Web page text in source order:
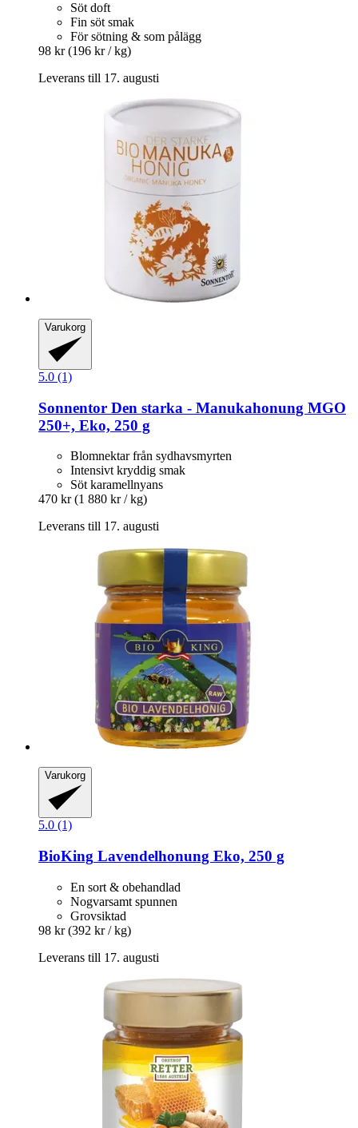
Söt doft
Fin söt smak
För sötning & som pålägg
98 kr (196 kr / kg)
Leverans till 17. augusti
Varukorg
5.0 (1)
Sonnentor Den starka -​ Manukahonung MGO
250+, Eko, 250 g
Blomnektar från sydhavsmyrten
Intensivt kryddig smak
Söt karamellnyans
470 kr (1 880 kr / kg)
Leverans till 17. augusti
Varukorg
5.0 (1)
BioKing Lavendelhonung Eko, 250 g
En sort & obehandlad
Nogvarsamt spunnen
Grovsiktad
98 kr (392 kr / kg)
Leverans till 17. augusti